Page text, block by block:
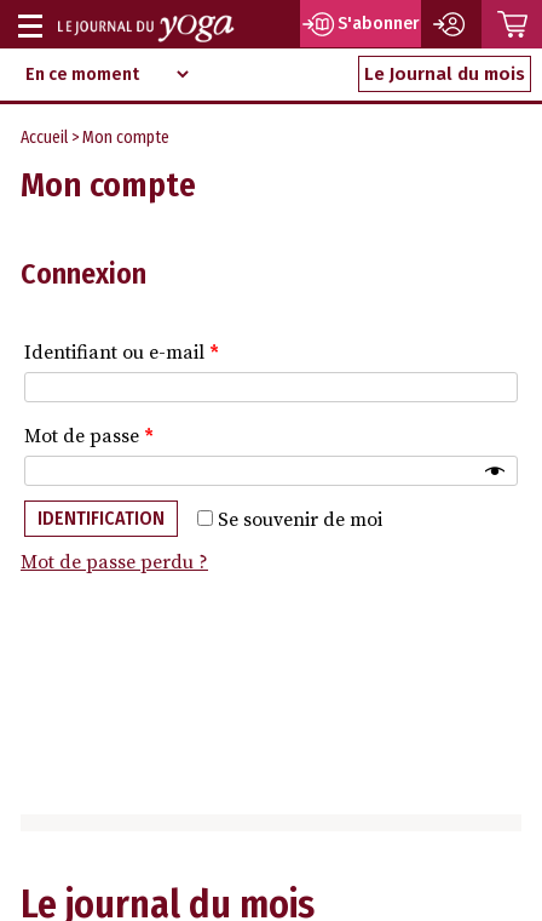
Aller
au
contenu
d‘information
indépendant
Afficher
ou
masquer
la
navigation
S'abonner
Le Journal du mois
Accueil > Mon compte
Mon compte
Connexion
Identifiant ou e-mail *
Mot de passe *
Se souvenir de moi
IDENTIFICATION
Mot de passe perdu ?
Le journal du mois